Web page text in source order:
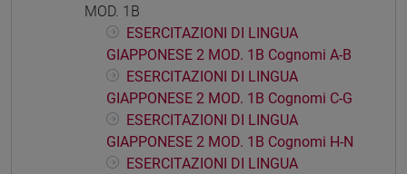
MOD. 1B
ESERCITAZIONI DI LINGUA
GIAPPONESE 2 MOD. 1B Cognomi A-B
ESERCITAZIONI DI LINGUA
GIAPPONESE 2 MOD. 1B Cognomi C-G
ESERCITAZIONI DI LINGUA
GIAPPONESE 2 MOD. 1B Cognomi H-N
ESERCITAZIONI DI LINGUA